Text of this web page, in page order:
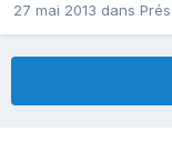
27 mai 2013 dans